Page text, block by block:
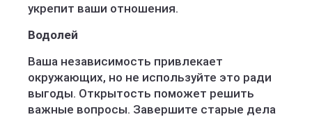
укрепит ваши отношения.
Водолей
Ваша независимость привлекает
окружающих, но не используйте это ради
выгоды. Открытость поможет решить
важные вопросы. Завершите старые дела